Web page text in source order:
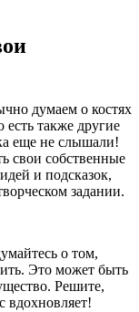
думаем о костях
есть также другие
еще не слышали!
свои собственные
и подсказок,
задании.
о том,
Это может быть
Решите,
вдохновляет!